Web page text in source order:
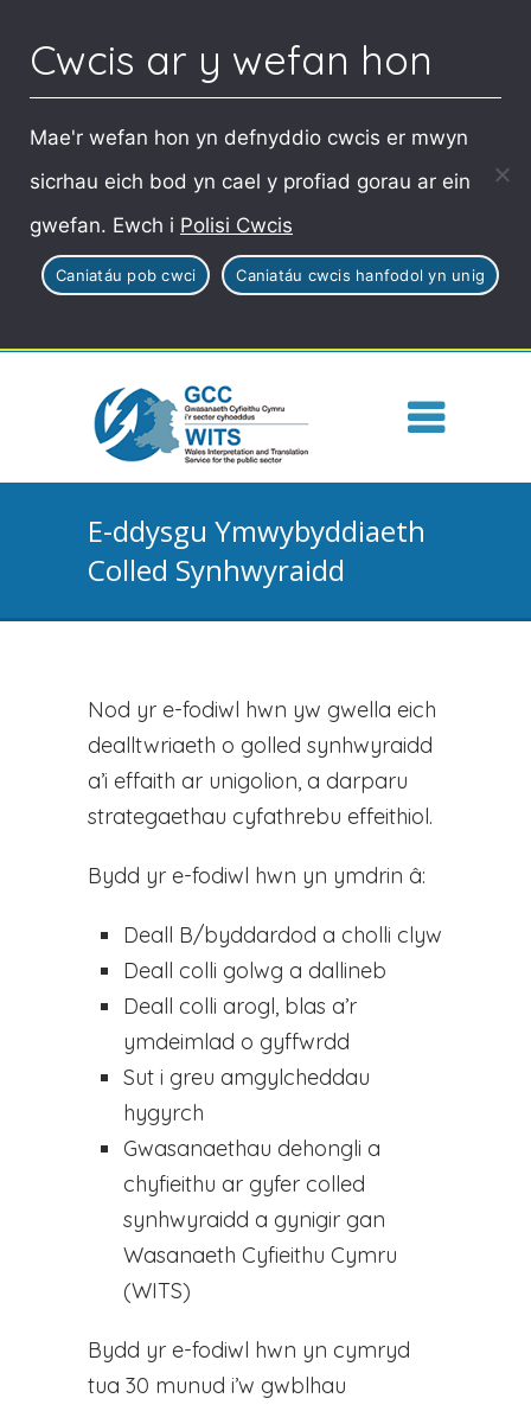
Cwcis ar y wefan hon
Mae'r wefan hon yn defnyddio cwcis er mwyn
sicrhau eich bod yn cael y profiad gorau ar ein
gwefan. Ewch i Polisi Cwcis
Caniatáu pob cwci Caniatáu cwcis hanfodol yn unig
E-ddysgu Ymwybyddiaeth
Colled Synhwyraidd
Nod yr e-fodiwl hwn yw gwella eich
dealltwriaeth o golled synhwyraidd
a’i effaith ar unigolion, a darparu
strategaethau cyfathrebu effeithiol.
Bydd yr e-fodiwl hwn yn ymdrin â:
Deall B/byddardod a cholli clyw
Deall colli golwg a dallineb
Deall colli arogl, blas a’r
ymdeimlad o gyffwrdd
Sut i greu amgylcheddau
hygyrch
Gwasanaethau dehongli a
chyfieithu ar gyfer colled
synhwyraidd a gynigir gan
Wasanaeth Cyfieithu Cymru
(WITS)
Bydd yr e-fodiwl hwn yn cymryd
tua 30 munud i’w gwblhau